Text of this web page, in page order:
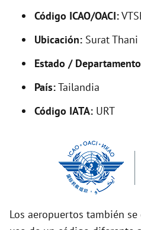
o
Código ICAO/OACI:
Ubicación: Surat Thani
Estado /
País:Tailandia
Código IATA: URT
Los aeropuertos también